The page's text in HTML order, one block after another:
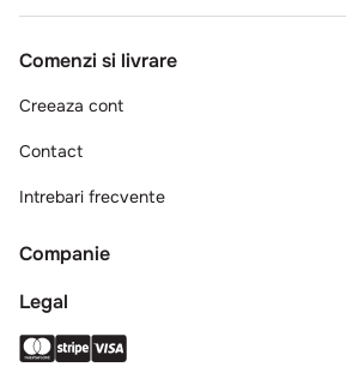
Comenzi si livrare
Creeaza cont
Contact
Intrebari frecvente
Companie
Legal